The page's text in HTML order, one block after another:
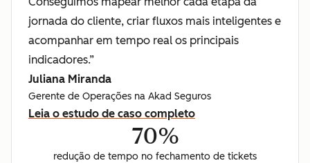
jornada do cliente, criar fluxos mais inteligentes e
acompanhar em tempo real os principais
indicadores.”
Juliana Miranda
Gerente de Operações na Akad Seguros
Leia o estudo de caso completo
70%
redução de tempo no fechamento de tickets